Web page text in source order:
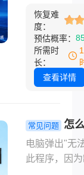
其中特别推
用户友好的
DLL修复工
首选方案，
具均附适用
详细操作步
巧！
开？试图查
文件内容却
手？许多用
为DLL像普
一样可以直
解答"DLL文
打开"这一高
题，揭秘安
DLL内容的4
恢复难
度：
预估概率：
所需时
长：
查看详情
常见问题 怎
dll文件？
5种官方有
电脑弹出"无
此程序，因